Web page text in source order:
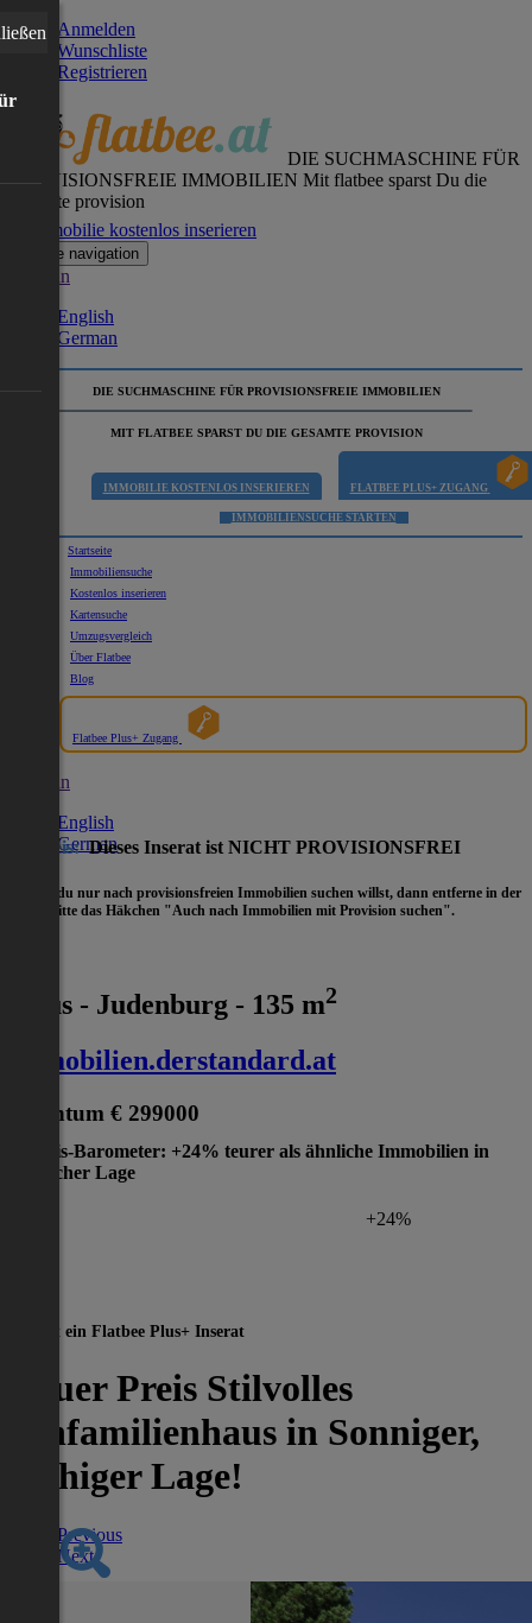
Anmelden
Wunschliste
Registrieren
DIE SUCHMASCHINE FÜR
PROVISIONSFREIE IMMOBILIEN Mit flatbee sparst Du die
gesamte provision
Immobilie kostenlos inserieren
Toggle navigation
German
English
German
DIE SUCHMASCHINE FÜR PROVISIONSFREIE IMMOBILIEN
MIT FLATBEE SPARST DU DIE GESAMTE PROVISION
IMMOBILIE KOSTENLOS INSERIEREN FLATBEE PLUS+ ZUGANG
IMMOBILIENSUCHE STARTEN
Startseite
Immobiliensuche
Kostenlos inserieren
Kartensuche
Umzugsvergleich
Über Flatbee
Blog
Flatbee Plus+ Zugang
German
English
German
Hinweis:Dieses Inserat ist NICHT PROVISIONSFREI
- Wenn du nur nach provisionsfreien Immobilien suchen willst, dann entferne in der
bitte das Häkchen "Auch nach Immobilien mit Provision suchen".
Haus - Judenburg - 135 m2
immobilien.derstandard.at
Eigentum € 299000
Preis-Barometer: +24% teurer als ähnliche Immobilien in
gleicher Lage
+24%
Dies ist ein Flatbee Plus+ Inserat
Neuer Preis Stilvolles
Einfamilienhaus in Sonniger,
Ruhiger Lage!
Previous
Next